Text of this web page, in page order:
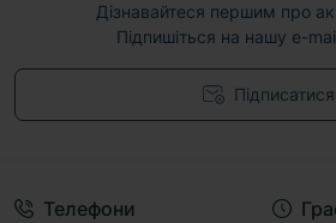
Дізнавайтеся першим про
Підпишіться на нашу e-
Підписатися
Телефони